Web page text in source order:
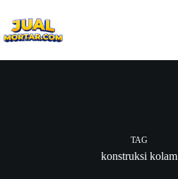
TAG
konstruksi kolam